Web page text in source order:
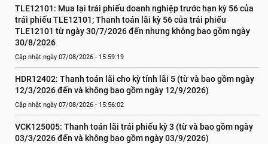
TLE12101: Mua lại trái phiếu doanh nghiệp trước hạn kỳ 56 của
trái phiếu TLE12101; Thanh toán lãi kỳ 56 của trái phiếu
TLE12101 từ ngày 30/7/2026 đến nhưng không bao gồm ngày
30/8/2026
Cập nhật ngày 07/08/2026 - 15:59:19
HDR12402: Thanh toán lãi cho kỳ tính lãi 5 (từ và bao gồm ngày
12/3/2026 đến và không bao gồm ngày 12/9/2026)
Cập nhật ngày 07/08/2026 - 15:56:02
VCK125005: Thanh toán lãi trái phiếu kỳ 3 (từ và bao gồm ngày
03/3/2026 đến và không bao gồm ngày 03/9/2026)